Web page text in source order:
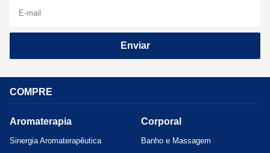
Enviar
COMPRE
Aromaterapia
Sinergia Aromaterapêutica
Corporal
Banho e Massagem